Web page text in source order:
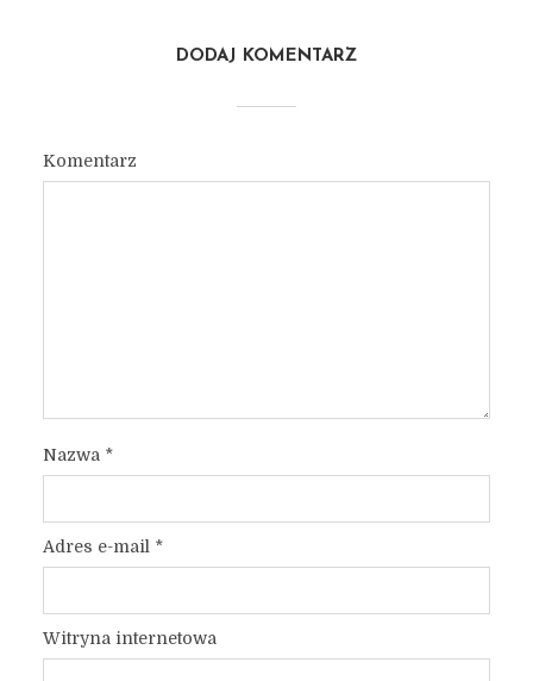
DODAJ KOMENTARZ
Komentarz
Nazwa *
Adres e-mail *
Witryna internetowa